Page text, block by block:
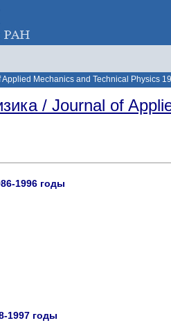
Mechanics and Technical Physics
/ Journal of
1996 годы
1997 годы